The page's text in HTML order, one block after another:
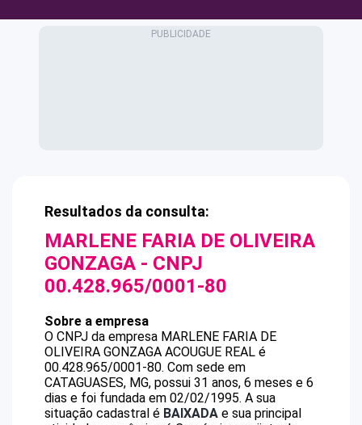
Resultados da consulta:
MARLENE FARIA DE OLIVEIRA
GONZAGA - CNPJ
00.428.965/0001-80
Sobre a empresa
O CNPJ da empresa MARLENE FARIA DE
OLIVEIRA GONZAGA ACOUGUE REAL é
00.428.965/0001-80. Com sede em
CATAGUASES, MG, possui 31 anos, 6 meses e 6
dias e foi fundada em 02/02/1995. A sua
situação cadastral é BAIXADA e sua principal